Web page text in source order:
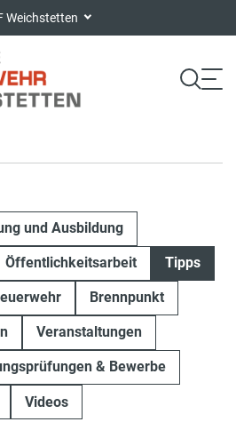
Weichstetten
und Ausbildung
Öffentlichkeitsarbeit Tipps
Brennpunkt
Veranstaltungen
& Bewerbe
Videos